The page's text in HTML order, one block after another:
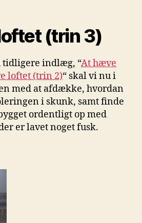
loftet
(trin
(trin 3)
tidligere indlæg, “At hæve
loftet (trin 2)“ skal vi nu i
med at afdække, hvordan
i skunk, samt finde
ordentligt op med
er lavet noget fusk.